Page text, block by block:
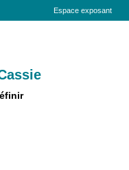
Espace exposant